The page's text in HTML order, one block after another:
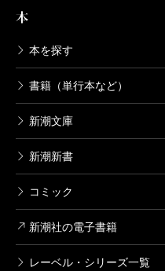
本
本を探す
書籍（単行本など）
新潮文庫
新潮新書
コミック
新潮社の電子書籍
レーベル・シリーズ一覧